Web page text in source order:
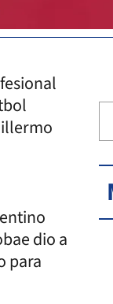
dio a
para